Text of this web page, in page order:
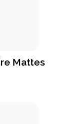
Mattes